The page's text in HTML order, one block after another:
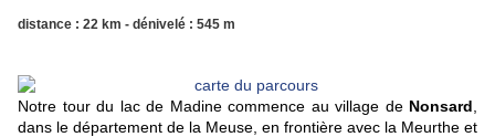
distance : 22 km - dénivelé : 545 m
Notre tour du lac de Madine commence au village de Nonsard
dans le département de la Meuse, en frontière avec la Meurthe et